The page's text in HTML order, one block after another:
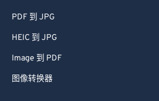
PDF 到 JPG
HEIC 到 JPG
Image 到 PDF
图像转换器